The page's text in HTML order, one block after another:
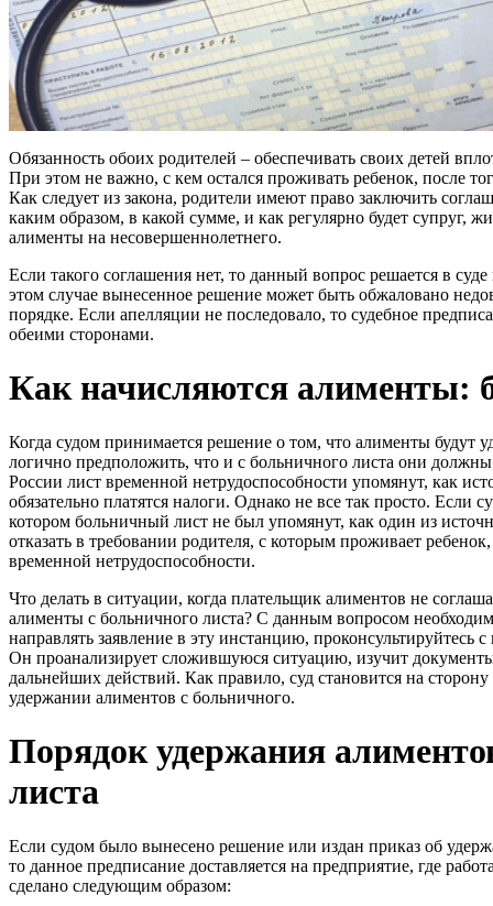
Обязанность обоих родителей – обеспечивать своих детей
При этом не важно, с кем остался проживать ребенок, после
Как следует из закона, родители имеют право заключить
каким образом, в какой сумме, и как регулярно будет супруг,
алименты на несовершеннолетнего.
Если такого соглашения нет, то данный вопрос решается в
этом случае вынесенное решение может быть обжаловано
порядке. Если апелляции не последовало, то судебное
обеими сторонами.
Как начисляются алименты:
Когда судом принимается решение о том, что алименты будут
логично предположить, что и с больничного листа они
России лист временной нетрудоспособности упомянут, как
обязательно платятся налоги. Однако не все так просто. Если
котором больничный лист не был упомянут, как один из
отказать в требовании родителя, с которым проживает
временной нетрудоспособности.
Что делать в ситуации, когда плательщик алиментов не
алименты с больничного листа? С данным вопросом
направлять заявление в эту инстанцию,
Он проанализирует сложившуюся ситуацию, изучит
дальнейших действий. Как правило, суд становится на
удержании алиментов с больничного.
Порядок удержания
листа
Если судом было вынесено решение или издан приказ об
то данное предписание доставляется на предприятие, где
сделано следующим образом: